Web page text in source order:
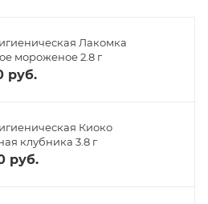
Лакомка
мороженое 2.8 г
руб.
Киоко
клубника 3.8 г
руб.